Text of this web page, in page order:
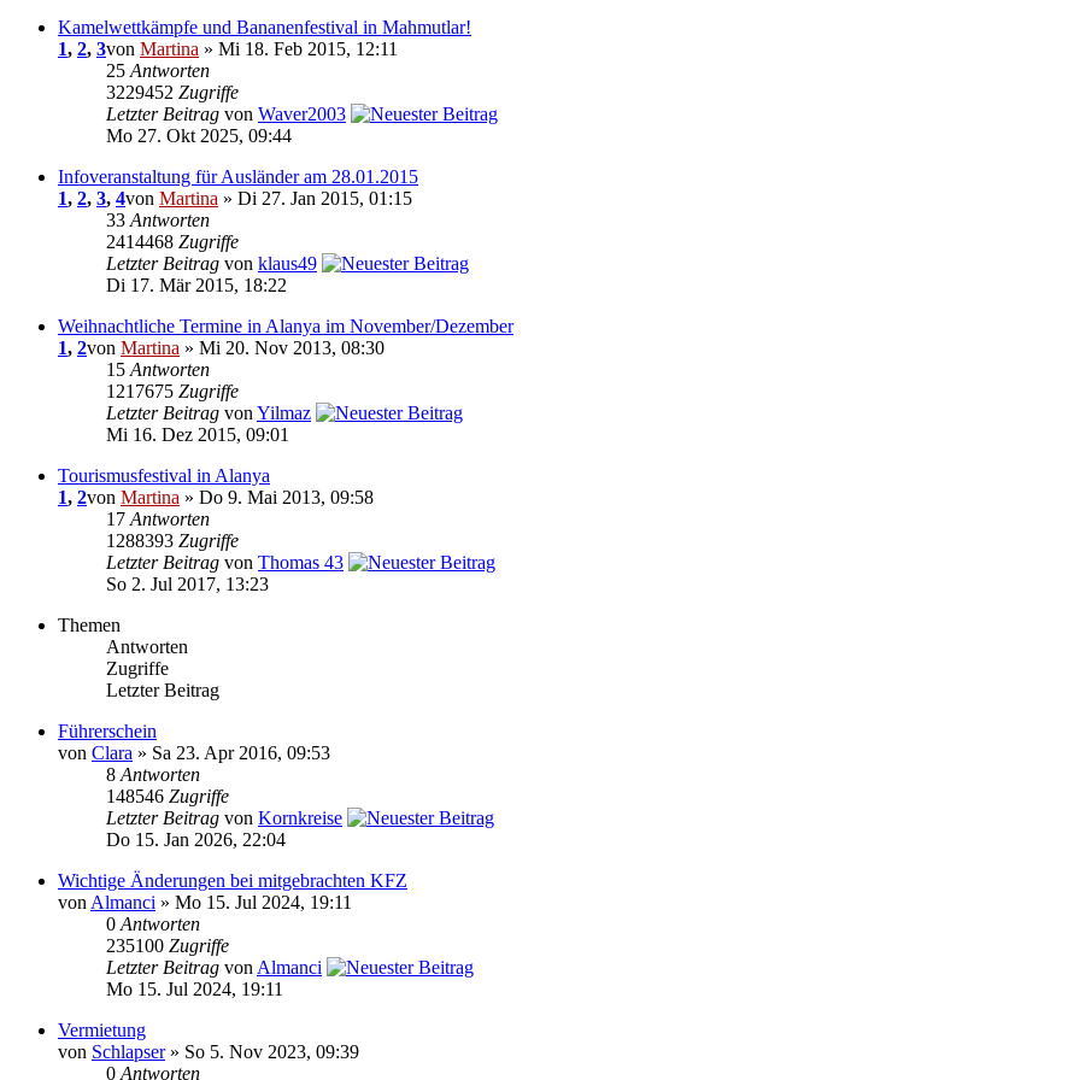
Kamelwettkämpfe und Bananenfestival in Mahmutlar!
1, 2, 3von Martina » Mi 18. Feb 2015, 12:11
25 Antworten
3229452 Zugriffe
Letzter Beitrag von Waver2003
Mo 27. Okt 2025, 09:44
Infoveranstaltung für Ausländer am 28.01.2015
1, 2, 3, 4von Martina » Di 27. Jan 2015, 01:15
33 Antworten
2414468 Zugriffe
Letzter Beitrag von klaus49
Di 17. Mär 2015, 18:22
Weihnachtliche Termine in Alanya im November/Dezember
1, 2von Martina » Mi 20. Nov 2013, 08:30
15 Antworten
1217675 Zugriffe
Letzter Beitrag von Yilmaz
Mi 16. Dez 2015, 09:01
Tourismusfestival in Alanya
1, 2von Martina » Do 9. Mai 2013, 09:58
17 Antworten
1288393 Zugriffe
Letzter Beitrag von Thomas 43
So 2. Jul 2017, 13:23
Themen
Antworten
Zugriffe
Letzter Beitrag
Führerschein
von Clara » Sa 23. Apr 2016, 09:53
8 Antworten
148546 Zugriffe
Letzter Beitrag von Kornkreise
Do 15. Jan 2026, 22:04
Wichtige Änderungen bei mitgebrachten KFZ
von Almanci » Mo 15. Jul 2024, 19:11
0 Antworten
235100 Zugriffe
Letzter Beitrag von Almanci
Mo 15. Jul 2024, 19:11
Vermietung
von Schlapser» So 5. Nov 2023, 09:39
0 Antworten